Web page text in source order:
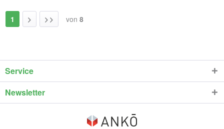
1 von 8
Service
Newsletter